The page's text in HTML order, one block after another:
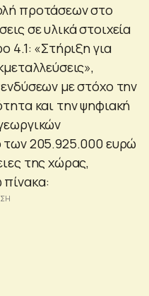
προτάσεων στο
σε υλικά στοιχεία
4.1: «Στήριξη για
με στόχο την
και την ψηφιακή
των 205.925.000 ευρώ
της χώρας,